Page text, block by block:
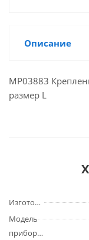
Описание
MP03883
размер L
Изготовитель
Модель
прибора